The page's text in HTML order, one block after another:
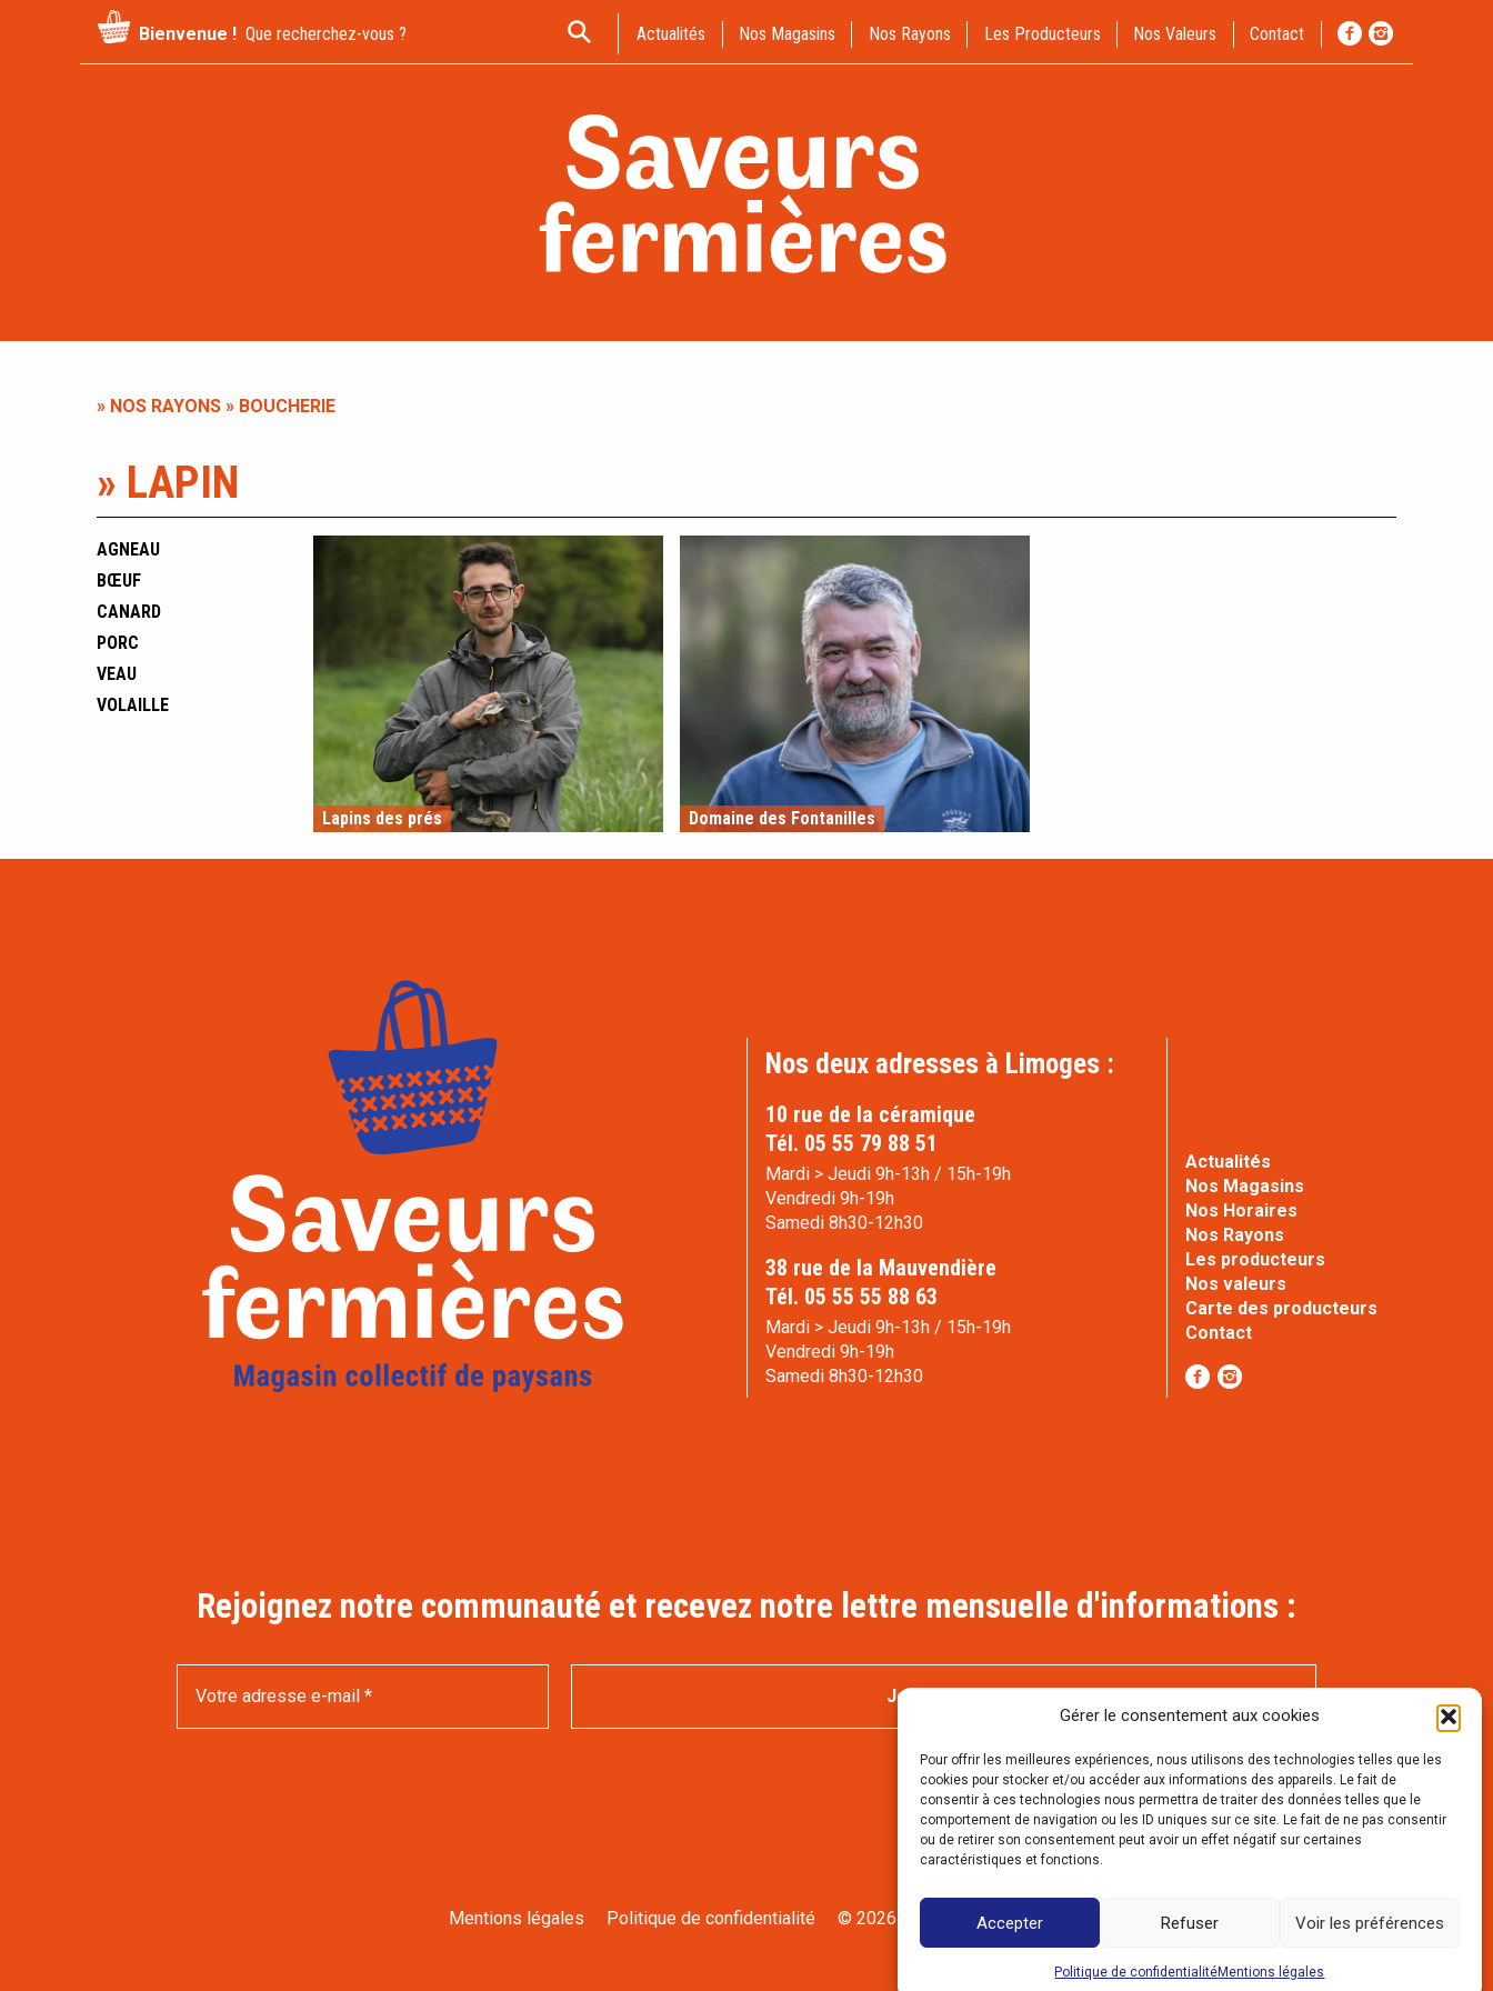
Gérer le consentement aux cookies
Pour offrir les meilleures expériences, nous utilisons des technologies telles que les
cookies pour stocker et/ou accéder aux informations des appareils. Le fait de
consentir à ces technologies nous permettra de traiter des données telles que le
comportement de navigation ou les ID uniques sur ce site. Le fait de ne pas consentir
ou de retirer son consentement peut avoir un effet négatif sur certaines
caractéristiques et fonctions.
Accepter Refuser Voir les préférences
Politique de confidentialitéMentions légales
Recherche
pour
Bienvenue ! Actualités Nos Magasins Nos Rayons Les Producteurs Nos Valeurs Contact
» NOS RAYONS » BOUCHERIE
» LAPIN
AGNEAU
BŒUF
CANARD
PORC
VEAU
VOLAILLE
Lapins des prés Domaine des Fontanilles
Nos deux adresses à Limoges :
10 rue de la céramique
Tél. 05 55 79 88 51
Mardi > Jeudi 9h-13h / 15h-19h
Vendredi 9h-19h
Samedi 8h30-12h30
38 rue de la Mauvendière
Tél. 05 55 55 88 63
Mardi > Jeudi 9h-13h / 15h-19h
Vendredi 9h-19h
Samedi 8h30-12h30
Actualités
Nos Magasins
Nos Horaires
Nos Rayons
Les producteurs
Nos valeurs
Carte des producteurs
Contact
Rejoignez notre communauté et recevez notre lettre mensuelle d'informations :
Mentions légales Politique de confidentialité © 2026 Saveurs fermières